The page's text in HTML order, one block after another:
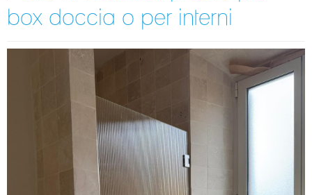
box doccia o per interni